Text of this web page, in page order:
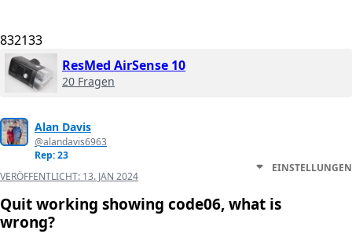
832133
ResMed AirSense 10
20 Fragen
Alan Davis
@alandavis6963
Rep: 23
VERÖFFENTLICHT: 13. JAN 2024
EINSTELLUNGEN
Quit working showing code06, what is
wrong?